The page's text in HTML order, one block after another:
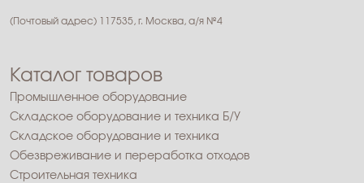
(Почтовый адрес) 117535, г. Москва, а/я №4
Каталог товаров
Промышленное оборудование
Складское оборудование и техника Б/У
Складское оборудование и техника
Обезвреживание и переработка отходов
Строительная техника